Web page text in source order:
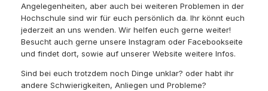
Angelegenheiten, aber auch bei weiteren Problemen in der
Hochschule sind wir für euch persönlich da. Ihr könnt euch
jederzeit an uns wenden. Wir helfen euch gerne weiter!
Besucht auch gerne unsere Instagram oder Facebookseite
und findet dort, sowie auf unserer Website weitere Infos.
Sind bei euch trotzdem noch Dinge unklar? oder habt ihr
andere Schwierigkeiten, Anliegen und Probleme?